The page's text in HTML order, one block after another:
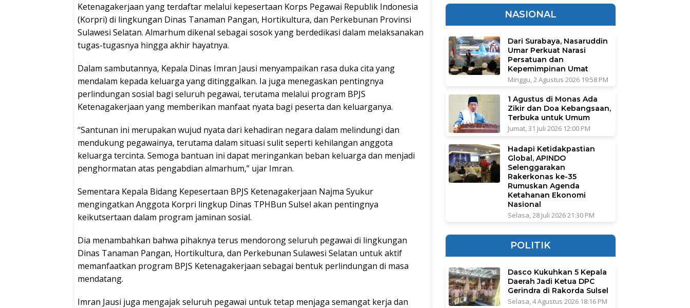
Ketenagakerjaan yang terdaftar melalui kepesertaan Korps Pegawai Republik Indonesia
(Korpri) di lingkungan Dinas Tanaman Pangan, Hortikultura, dan Perkebunan Provinsi
Sulawesi Selatan. Almarhum dikenal sebagai sosok yang berdedikasi dalam melaksanakan
tugas-tugasnya hingga akhir hayatnya.
Dalam sambutannya, Kepala Dinas Imran Jausi menyampaikan rasa duka cita yang
mendalam kepada keluarga yang ditinggalkan. Ia juga menegaskan pentingnya
perlindungan sosial bagi seluruh pegawai, terutama melalui program BPJS
Ketenagakerjaan yang memberikan manfaat nyata bagi peserta dan keluarganya.
“Santunan ini merupakan wujud nyata dari kehadiran negara dalam melindungi dan
mendukung pegawainya, terutama dalam situasi sulit seperti kehilangan anggota
keluarga tercinta. Semoga bantuan ini dapat meringankan beban keluarga dan menjadi
penghormatan atas pengabdian almarhum,” ujar Imran.
Sementara Kepala Bidang Kepesertaan BPJS Ketenagakerjaan Najma Syukur
mengingatkan Anggota Korpri lingkup Dinas TPHBun Sulsel akan pentingnya
keikutsertaan dalam program jaminan sosial.
Dia menambahkan bahwa pihaknya terus mendorong seluruh pegawai di lingkungan
Dinas Tanaman Pangan, Hortikultura, dan Perkebunan Sulawesi Selatan untuk aktif
memanfaatkan program BPJS Ketenagakerjaan sebagai bentuk perlindungan di masa
mendatang.
Imran Jausi juga mengajak seluruh pegawai untuk tetap menjaga semangat kerja dan
NASIONAL
Dari Surabaya, Nasaruddin
Umar Perkuat Narasi
Persatuan dan
Kepemimpinan Umat
Minggu, 2 Agustus 2026 19:58 PM
1 Agustus di Monas Ada
Zikir dan Doa Kebangsaan,
Terbuka untuk Umum
Jumat, 31 Juli 2026 12:00 PM
Hadapi Ketidakpastian
Global, APINDO
Selenggarakan
Rakerkonas ke-35
Rumuskan Agenda
Ketahanan Ekonomi
Nasional
Selasa, 28 Juli 2026 21:30 PM
POLITIK
Dasco Kukuhkan 5 Kepala
Daerah Jadi Ketua DPC
Gerindra di Rakorda Sulsel
Selasa, 4 Agustus 2026 18:16 PM